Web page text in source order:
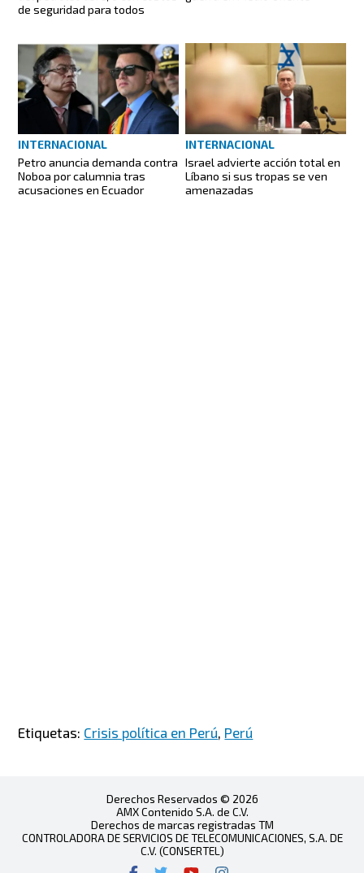
de seguridad para todos
INTERNACIONAL
Petro anuncia demanda contra
Noboa por calumnia tras
acusaciones en Ecuador
INTERNACIONAL
Israel advierte acción total en
Líbano si sus tropas se ven
amenazadas
Etiquetas: Crisis política en Perú Perú
Derechos Reservados © 2026
AMX Contenido S.A. de C.V.
Derechos de marcas registradas TM
CONTROLADORA DE SERVICIOS DE TELECOMUNICACIONES, S.A. DE
C.V. (CONSERTEL)